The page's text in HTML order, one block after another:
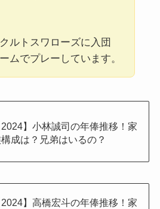
ルトスワローズに入団
ムでプレーしています。
2024】小林誠司の年俸推移！家
成は？兄弟はいるの？
2024】高橋宏斗の年俸推移！家